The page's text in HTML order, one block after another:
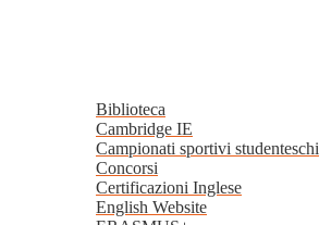
Biblioteca
Cambridge IE
Campionati sportivi studenteschi
Concorsi
Certificazioni Inglese
English Website